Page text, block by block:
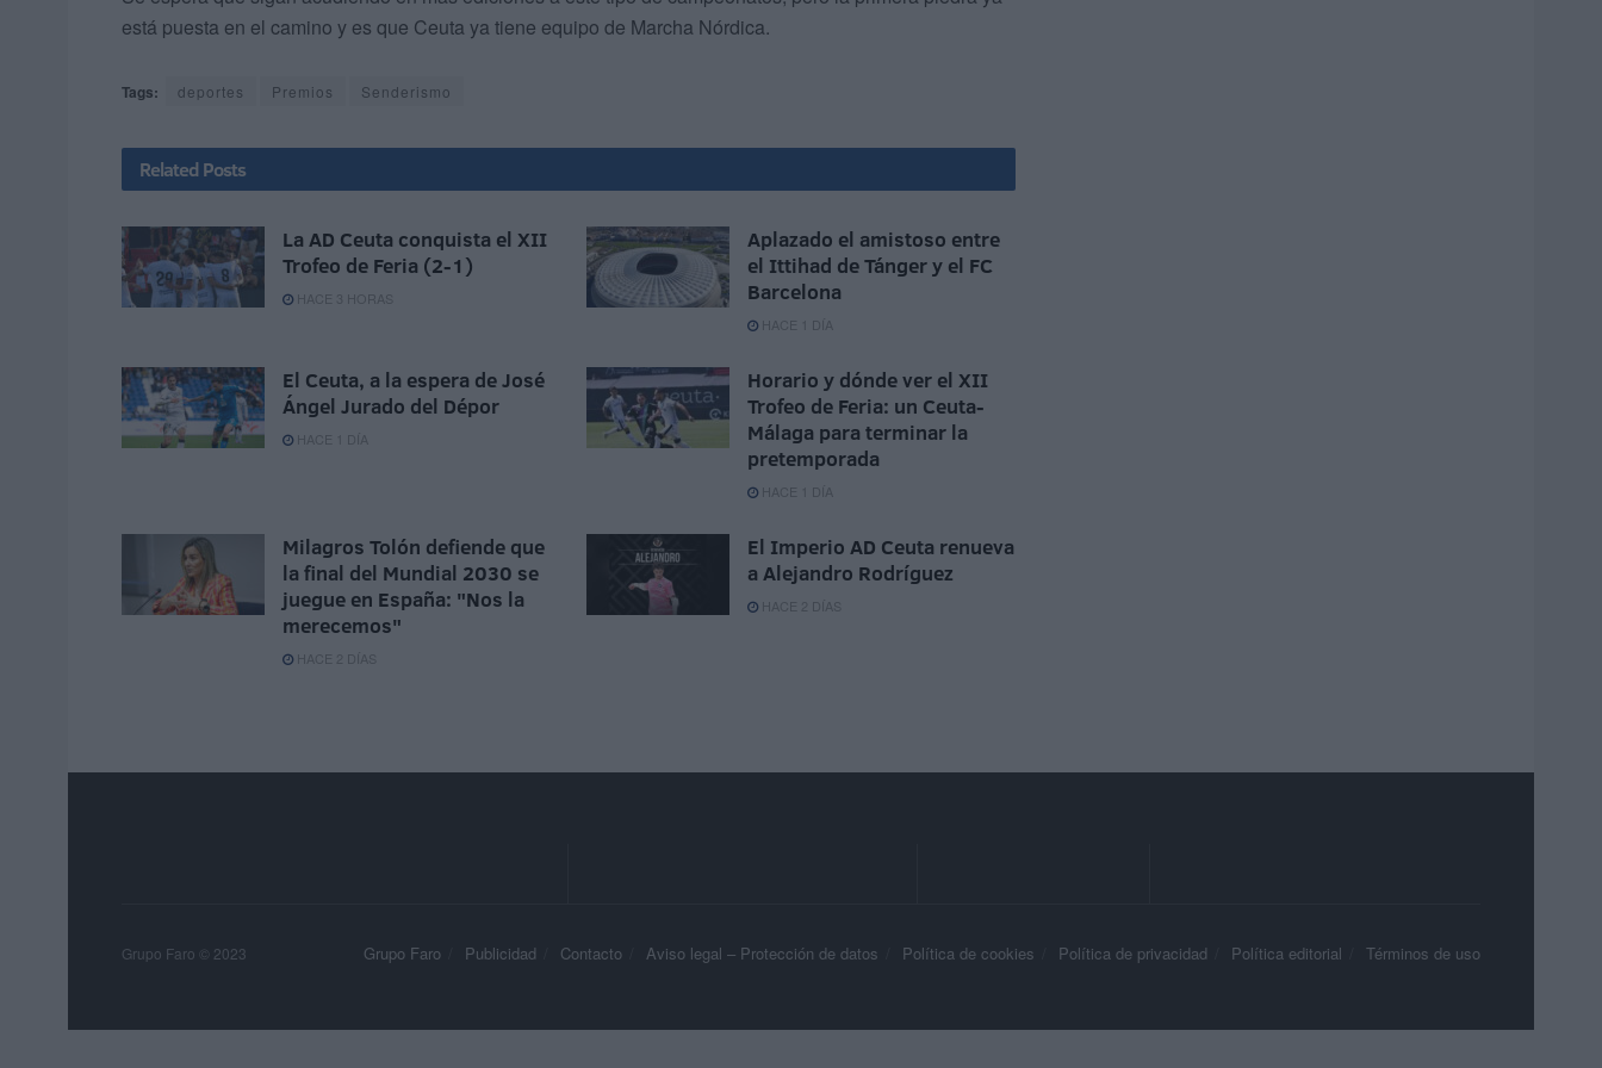
está puesta en el camino y es que Ceuta ya tiene equipo de Marcha Nórdica.
Tags: deportes Premios Senderismo
Related Posts
La AD Ceuta conquista el XII
Trofeo de Feria (2-1)
HACE 3 HORAS
Aplazado el amistoso entre
el Ittihad de Tánger y el FC
Barcelona
HACE 1 DÍA
El Ceuta, a la espera de José
Ángel Jurado del Dépor
HACE 1 DÍA
Horario y dónde ver el XII
Trofeo de Feria: un Ceuta-
Málaga para terminar la
pretemporada
HACE 1 DÍA
Milagros Tolón defiende que
la final del Mundial 2030 se
juegue en España: "Nos la
merecemos"
HACE 2 DÍAS
El Imperio AD Ceuta renueva
a Alejandro Rodríguez
HACE 2 DÍAS
Grupo Faro Publicidad Contacto Aviso legal – Protección de datos Política de cookies Política de privacidad Política editorial Términos de uso
Grupo Faro © 2023